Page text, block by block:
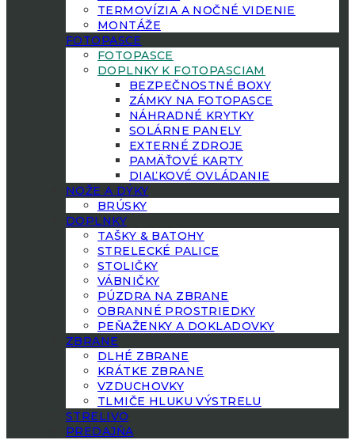
TERMOVÍZIA A NOČNÉ VIDENIE
MONTÁŽE
FOTOPASCE
FOTOPASCE
DOPLNKY K FOTOPASCIAM
BEZPEČNOSTNÉ BOXY
ZÁMKY NA FOTOPASCE
NÁHRADNÉ KRYTKY
SOLÁRNE PANELY
EXTERNÉ ZDROJE
PAMÄŤOVÉ KARTY
DIAĽKOVÉ OVLÁDANIE
NOŽE A DÝKY
BRÚSKY
DOPLNKY
TAŠKY & BATOHY
STRELECKÉ PALICE
STOLIČKY
VÁBNIČKY
PÚZDRA NA ZBRANE
OBRANNÉ PROSTRIEDKY
PEŇAŽENKY A DOKLADOVKY
ZBRANE
DLHÉ ZBRANE
KRÁTKE ZBRANE
VZDUCHOVKY
TLMIČE HLUKU VÝSTRELU
STRELIVO
PREDAJŇA